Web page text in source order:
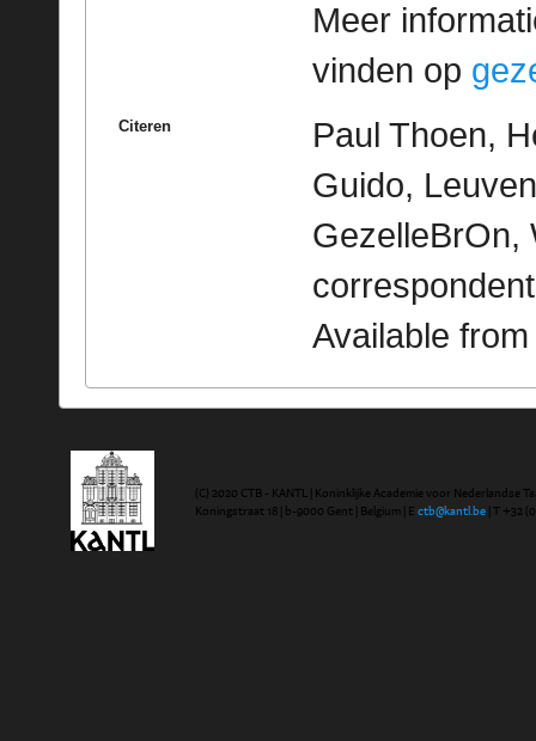
Meer
vinden op
Citeren
Paul Thoen,
Guido,
GezelleBrOn,
Available
(C) 2020 CTB - KANTL | Koninklijke Academie voor Nederlandse
Koningstraat 18 | b-9000 Gent | Belgium | E ctb@kantl.be | T +32